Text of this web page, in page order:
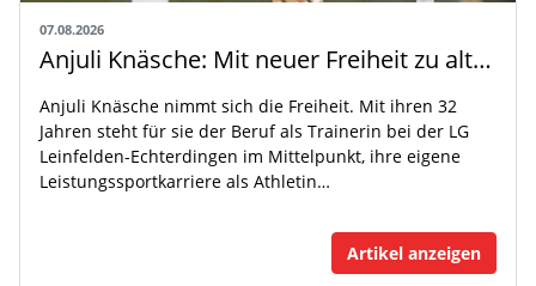
07.08.2026
Anjuli Knäsche: Mit neuer Freiheit zu alten Höhen
Anjuli Knäsche nimmt sich die Freiheit. Mit ihren 32
Jahren steht für sie der Beruf als Trainerin bei der LG
Leinfelden-Echterdingen im Mittelpunkt, ihre eigene
Leistungssportkarriere als Athletin…
Artikel anzeigen